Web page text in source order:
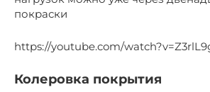
покраски
https://youtube.com/
Колеровка покрытия